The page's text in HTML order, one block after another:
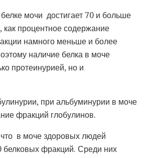
мочи достигает 70 и больше
как процентное содержание
намного меньше и более
наличие белка в моче
протеинурией, но и
при альбуминурии в моче
фракций глобулинов.
в моче здоровых людей
белковых фракций. Среди них